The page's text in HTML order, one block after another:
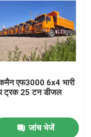
एफ3000 6x4 भारी
ट्रक 25 टन डीजल
जांच भेजें